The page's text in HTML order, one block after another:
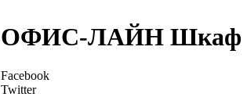
ОФИС-ЛАЙН Шкаф
Facebook
Twitter